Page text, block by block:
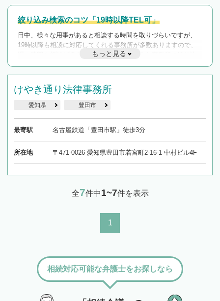
絞り込み検索のコツ「19時以降TEL可」
日中、様々な用事があると相談する時間を取りづらいですが、
19時以降も相談に対応してくれる事務所が多数ありますので、
遅い時間の相談が増えそうな場合はそのような事務所に絞り込
んで検索してみましょう。
を加えて再検索
もっと見る
けやき通り法律事務所
愛知県 豊田市
最寄駅 名古屋鉄道「豊田市駅」徒歩3分
所在地 〒471-0026 愛知県豊田市若宮町2-16-1 中村ビル4F
全7件中1~7件を表示
1
相続対応可能な弁護士をお探しなら